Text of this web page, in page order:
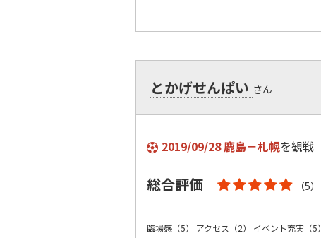
とかげせんぱい さん
2019/09/28 鹿島－札幌を観戦
総合評価 （5）
臨場感（5） アクセス（2） イベント充実（5）